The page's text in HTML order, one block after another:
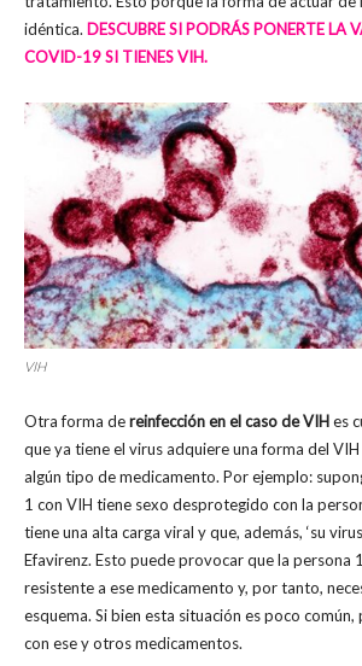
idéntica. DESCUBRE SI PODRÁS PONERTE LA
COVID-19 SI TIENES VIH.
VIH
Otra forma dereinfección en el caso de VIHes
que ya tiene el virus adquiere una forma del
algún tipo de medicamento. Por ejemplo:
1 con VIH tiene sexo desprotegido con la
tiene una alta carga viral y que, además, ‘su
Efavirenz. Esto puede provocar que la persona
resistente a ese medicamento y, por tanto,
esquema. Si bien esta situación es poco
con ese y otros medicamentos.